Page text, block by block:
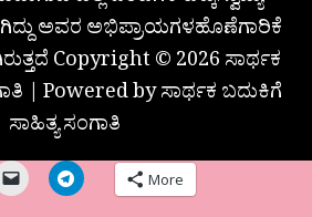
ಅವರ ಅಭಿಪ್ರಾಯಗಳಹೊಣೆಗಾರಿಕೆ
Copyright © 2026 ಸಾರ್ಥಕ
| Powered by ಸಾರ್ಥಕ ಬದುಕಿಗೆ
ಸಾಹಿತ್ಯ ಸಂಗಾತಿ
More